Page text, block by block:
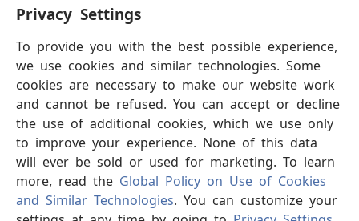
Privacy Settings
To provide you with the best possible experience,
we use cookies and similar technologies. Some
cookies are necessary to make our website work
and cannot be refused. You can accept or decline
the use of additional cookies, which we use only
to improve your experience. None of this data
will ever be sold or used for marketing. To learn
more, read the Global Policy on Use of Cookies
and Similar Technologies. You can customize your
(opens
new
window)
ඔන්ලයින් ලයිබ්‍රරි
(opens
new
window)JW Hub
(opens
new
window)‘JW ලයිබ්‍රරි’
Copyright© 2026 Watch Tower Bible and Tract Society of Pennsylvania.
භාවිත කිරීමේ නීති |පෞද්ගලික තොරතුරු රැකීම |PRIVACY